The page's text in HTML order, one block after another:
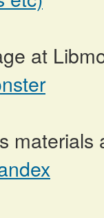
at
materials